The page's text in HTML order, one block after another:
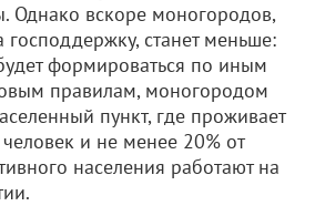
Однако вскоре моногородов,
станет меньше:
формироваться по иным
правилам, моногородом
пункт, где проживает
и не менее 20% от
населения работают на